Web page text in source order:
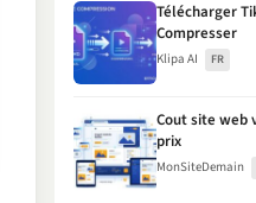
Télécharger
Compresser
Klipa AI FR
Cout site web
prix
MonSiteDemain